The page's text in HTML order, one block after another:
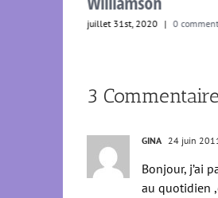
juillet 31st, 2020 0
3
GINA 24 juin
Bonjour, j’ai
au quotidien